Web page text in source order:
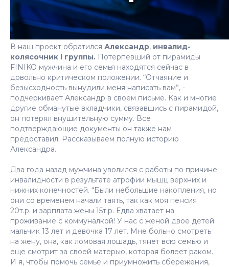
В наш проект обратился Александр, инвалид-
колясочник I группы. Потерпевший от пирамиды
FINIKO мужчина и его семья находятся сейчас в
довольно критическом положении. “Отчаяние и
безысходность вынудили меня написать вам”, -
подчеркивает Александр в своем письме. Как и многие
другие обманутые вкладчики, связавшись с пирамидой,
он потерял внушительную сумму. Все
подтверждающие документы он также нам
предоставил. Рассказываем полную историю
Александра.
Два года назад мужчина уволился с работы по причине
инвалидности в результате атрофии мышц верхних и
нижних конечностей. “Были небольшие накопления, но
они со временем начали таять, так как моя пенсия
20т.р. и зарплата жены 15т.р. Едва хватает на
проживание с коммуналкой! У нас с женой двое детей
мальчик 13 лет и девочка 17 лет. Мне больно смотреть
на жену, она, как ломовая лошадь, тянет всю семью и
еще смотрит за своей матерью, которая болеет раком.
И я, чтобы помочь семье и приумножить сбережения,